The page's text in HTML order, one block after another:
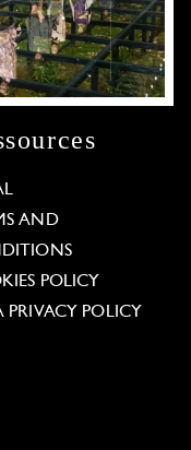
AND
POLICY
PRIVACY POLICY